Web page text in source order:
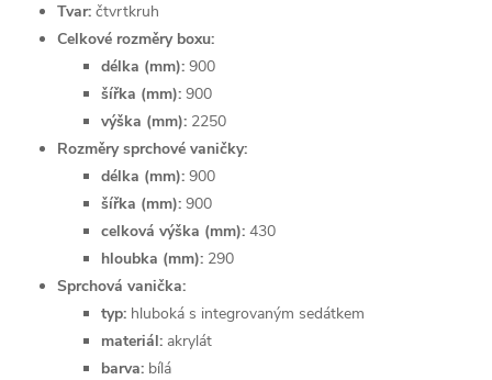
Tvar: čtvrtkruh
Celkové rozměry boxu:
délka (mm): 900
šířka (mm): 900
výška (mm): 2250
Rozměry sprchové vaničky:
délka (mm): 900
šířka (mm): 900
celková výška (mm): 430
hloubka (mm): 290
Sprchová vanička:
typ: hluboká s integrovaným sedátkem
materiál: akrylát
barva: bílá